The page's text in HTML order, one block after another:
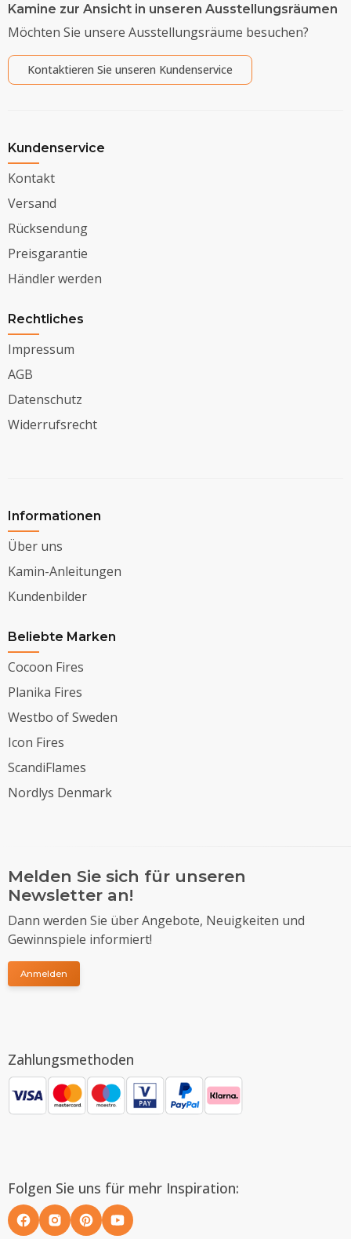
Kamine zur Ansicht in unseren Ausstellungsräumen
Möchten Sie unsere Ausstellungsräume besuchen?
Kontaktieren Sie unseren Kundenservice
Kundenservice
Kontakt
Versand
Rücksendung
Preisgarantie
Händler werden
Rechtliches
Impressum
AGB
Datenschutz
Widerrufsrecht
Informationen
Über uns
Kamin-Anleitungen
Kundenbilder
Beliebte Marken
Cocoon Fires
Planika Fires
Westbo of Sweden
Icon Fires
ScandiFlames
Nordlys Denmark
Melden Sie sich für unseren
Newsletter an!
Dann werden Sie über Angebote, Neuigkeiten und
Gewinnspiele informiert!
Anmelden
Zahlungsmethoden
Folgen Sie uns für mehr Inspiration: